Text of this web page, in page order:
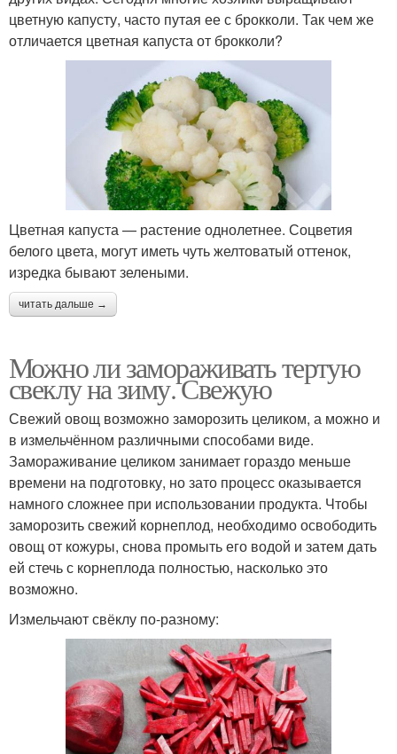
цветную капусту, часто путая ее с брокколи. Так чем же
отличается цветная капуста от брокколи?
Цветная капуста — растение однолетнее. Соцветия
белого цвета, могут иметь чуть желтоватый оттенок,
изредка бывают зелеными.
читать дальше →
Можно ли замораживать тертую
свеклу на зиму. Свежую
Свежий овощ возможно заморозить целиком, а можно и
в измельчённом различными способами виде.
Замораживание целиком занимает гораздо меньше
времени на подготовку, но зато процесс оказывается
намного сложнее при использовании продукта. Чтобы
заморозить свежий корнеплод, необходимо освободить
овощ от кожуры, снова промыть его водой и затем дать
ей стечь с корнеплода полностью, насколько это
возможно.
Измельчают свёклу по-разному: